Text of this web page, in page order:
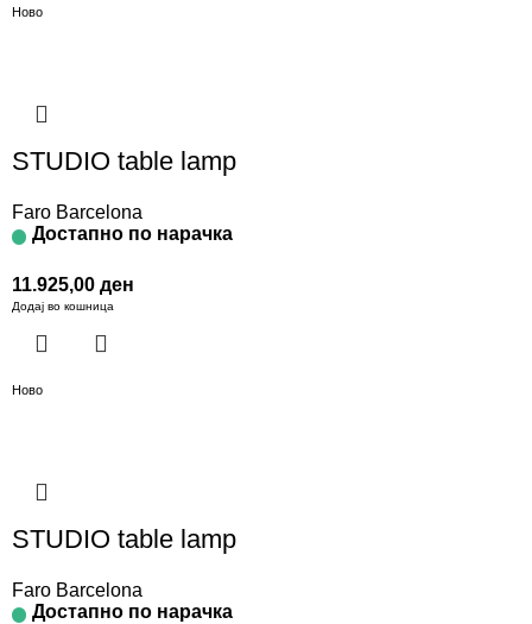
Ново
STUDIO table lamp
Faro Barcelona
Достапно по нарачка
11.925,00 ден
Додај во кошница
Ново
STUDIO table lamp
Faro Barcelona
Достапно по нарачка